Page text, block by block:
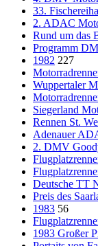
33.
2. ADAC
Rund um das
Programm
1982 227
Wuppertaler
Siegerland
Rennen St.
Adenauer
2. DMV
Deutsche TT
Preis des
1983 56
1983 Großer